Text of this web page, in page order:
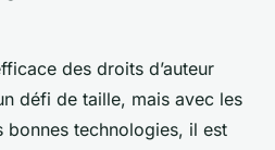
des droits d’auteur
défi de taille, mais avec les
bonnes technologies, il est